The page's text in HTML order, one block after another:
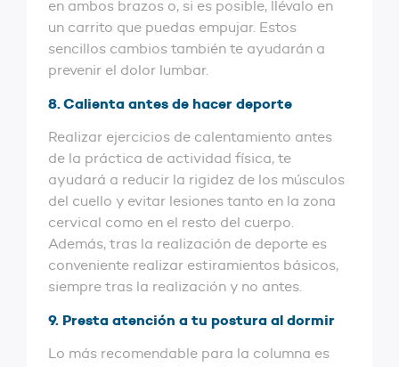
en ambos brazos o, si es posible, llévalo en
un carrito que puedas empujar. Estos
sencillos cambios también te ayudarán a
prevenir el dolor lumbar.
8. Calienta antes de hacer deporte
Realizar ejercicios de calentamiento antes
de la práctica de actividad física, te
ayudará a reducir la rigidez de los músculos
del cuello y evitar lesiones tanto en la zona
cervical como en el resto del cuerpo.
Además, tras la realización de deporte es
conveniente realizar estiramientos básicos,
siempre tras la realización y no antes.
9. Presta atención a tu postura al dormir
Lo más recomendable para la columna es